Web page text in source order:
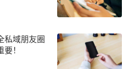
私域朋友圈
！